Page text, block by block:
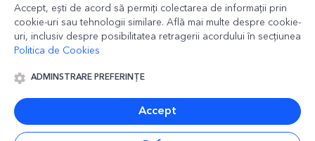
© 2016-2026 StarGift Romania,
contact@stargift.ro
www.stargift.ro
, cod fiscal
Accept, ești de acord să permiți colectarea de informații prin
cookie-uri sau tehnologii similare. Află mai multe despre cookie-
uri, inclusiv despre posibilitatea retragerii acordului în secțiunea
Politica de Cookies
ADMINSTRARE PREFERINȚE
Accept